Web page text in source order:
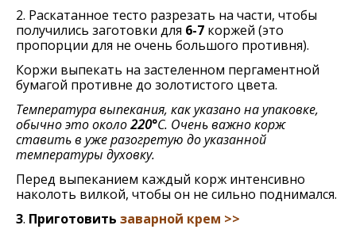
2. Раскатанное тесто разрезать на части, чтобы
получились заготовки для 6-7 коржей (это
пропорции для не очень большого противня).
Коржи выпекать на застеленном пергаментной
бумагой противне до золотистого цвета.
Температура выпекания, как указано на упаковке,
обычно это около220°С. Очень важно корж
ставить в уже разогретую до указанной
температуры духовку.
Перед выпеканием каждый корж интенсивно
наколоть вилкой, чтобы он не сильно поднимался.
3. Приготовить заварной крем >>